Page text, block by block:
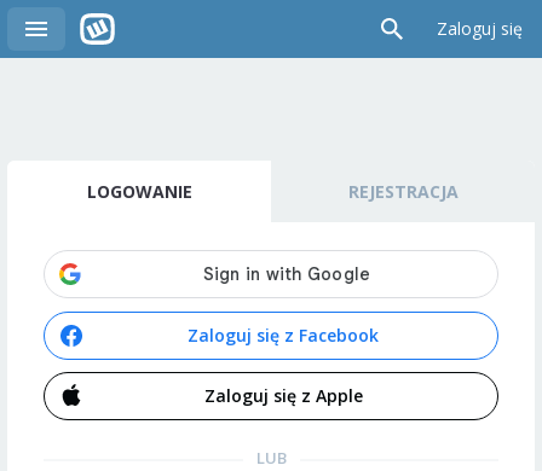
Zaloguj się
LOGOWANIE REJESTRACJA
Zaloguj się z Facebook
Zaloguj się z Apple
LUB